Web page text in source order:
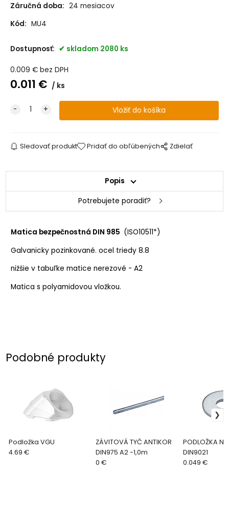
M16 A2 skladom +50
Záručná doba: 24 mesiacov
Kód: MU4
Dostupnosť: skladom 2080 ks
0.009 € bez DPH
0.011 € ks
Sledovať produkt Pridať do obľúbených Zdielať
Popis
Potrebujete poradiť?
Matica bezpečnostná DIN 985 (ISO10511*)
Galvanicky pozinkované. ocel triedy 8.8
nižšie v tabuľke matice nerezové - A2
Matica s polyamidovou vložkou.
Podobné produkty
Podložka VGU
4.69 €
ZÁVITOVÁ TYČ ANTIKOR
DIN975 A2 -1,0m
0 €
PODLOŽKA
DIN9021
0.049 €